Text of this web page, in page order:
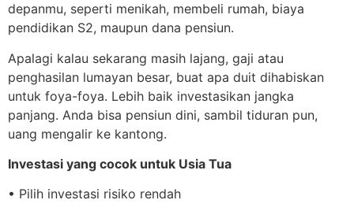
depanmu, seperti menikah, membeli rumah, biaya
pendidikan S2, maupun dana pensiun.
Apalagi kalau sekarang masih lajang, gaji atau
penghasilan lumayan besar, buat apa duit dihabiskan
untuk foya-foya. Lebih baik investasikan jangka
panjang. Anda bisa pensiun dini, sambil tiduran pun,
uang mengalir ke kantong.
Investasi yang cocok untuk Usia Tua
• Pilih investasi risiko rendah